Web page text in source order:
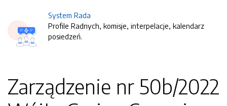
System Rada
Profile Radnych, komisje, interpelacje, kalendarz
posiedzeń.
Zarządzenie nr 50b/2022